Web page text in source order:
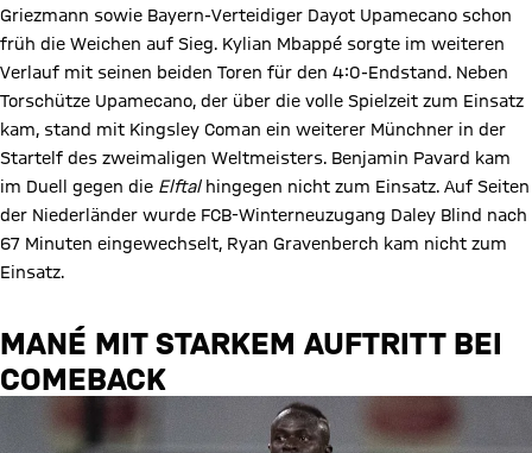
Griezmann sowie Bayern-Verteidiger Dayot Upamecano schon
früh die Weichen auf Sieg. Kylian Mbappé sorgte im weiteren
Verlauf mit seinen beiden Toren für den 4:0-Endstand. Neben
Torschütze Upamecano, der über die volle Spielzeit zum Einsatz
kam, stand mit Kingsley Coman ein weiterer Münchner in der
Startelf des zweimaligen Weltmeisters. Benjamin Pavard kam
im Duell gegen die Elftalhingegen nicht zum Einsatz. Auf Seiten
der Niederländer wurde FCB-Winterneuzugang Daley Blind nach
67 Minuten eingewechselt, Ryan Gravenberch kam nicht zum
Einsatz.
MANÉ MIT STARKEM AUFTRITT BEI
COMEBACK